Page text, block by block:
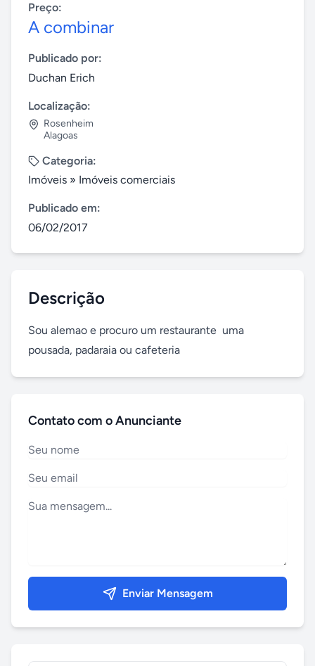
Preço:
A combinar
Publicado por:
Duchan Erich
Localização:
Rosenheim
Alagoas
Categoria:
Imóveis » Imóveis comerciais
Publicado em:
06/02/2017
Descrição
Sou alemao e procuro um restaurante  uma
pousada, padaraia ou cafeteria
Contato com o Anunciante
Enviar Mensagem